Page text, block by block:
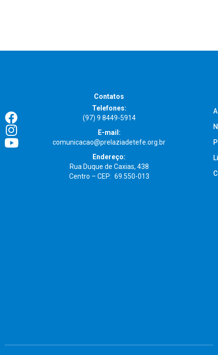
Contatos
Telefones:
(97) 9 8449-5914
E-mail:
comunicacao@prelaziadetefe.org.br
Endereço:
Rua Duque de Caxias, 438
Centro – CEP: 69.550-013